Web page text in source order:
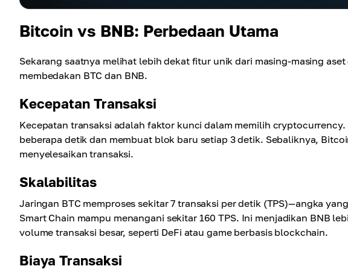
Bitcoin vs BNB: Perbedaan Utama
Sekarang saatnya melihat lebih dekat fitur unik dari masing-masing
membedakan BTC dan BNB.
Kecepatan Transaksi
Kecepatan transaksi adalah faktor kunci dalam memilih
beberapa detik dan membuat blok baru setiap 3 detik. Sebaliknya,
menyelesaikan transaksi.
Skalabilitas
Jaringan BTC memproses sekitar 7 transaksi per detik (TPS)—angka
Smart Chain mampu menangani sekitar 160 TPS. Ini menjadikan BNB
volume transaksi besar, seperti DeFi atau game berbasis blockchain.
Biaya Transaksi